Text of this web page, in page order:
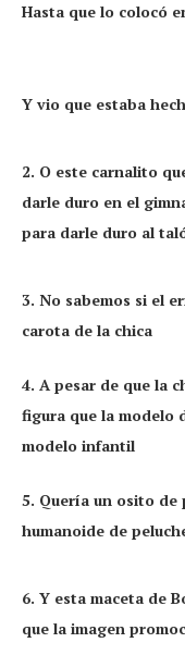
Hasta que lo colocó
Y vio que estaba
2. O este carnalito
darle duro en el
para darle duro al
3. No sabemos si el
carota de la chica
4. A pesar de que la
figura que la modelo
modelo infantil
5. Quería un osito de
humanoide de
6. Y esta maceta de
que la imagen